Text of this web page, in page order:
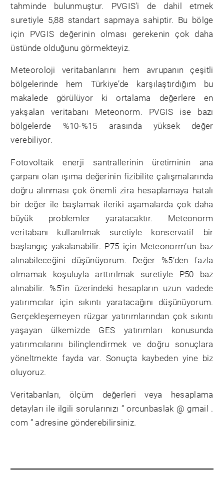
tahminde bulunmuştur. PVGIS’i de dahil etmek
suretiyle 5,88 standart sapmaya sahiptir. Bu bölge
için PVGIS değerinin olması gerekenin çok daha
üstünde olduğunu görmekteyiz.
Meteoroloji veritabanlarını hem avrupanın çeşitli
bölgelerinde hem Türkiye’de karşılaştırdığım bu
makalede görülüyor ki ortalama değerlere en
yakşalan veritabanı Meteonorm. PVGIS ise bazı
bölgelerde %10-%15 arasında yüksek değer
verebiliyor.
Fotovoltaik enerji santrallerinin üretiminin ana
çarpanı olan ışıma değerinin fizibilite çalışmalarında
doğru alınması çok önemli zira hesaplamaya hatalı
bir değer ile başlamak ileriki aşamalarda çok daha
büyük problemler yaratacaktır. Meteonorm
veritabanı kullanılmak suretiyle konservatif bir
başlangıç yakalanabilir. P75 için Meteonorm’un baz
alınabileceğini düşünüyorum. Değer %5’den fazla
olmamak koşuluyla arttırılmak suretiyle P50 baz
alınabilir. %5’in üzerindeki hesapların uzun vadede
yatırımcılar için sıkıntı yaratacağını düşünüyorum.
Gerçekleşemeyen rüzgar yatırımlarından çok sıkıntı
yaşayan ülkemizde GES yatırımları konusunda
yatırımcılarını bilinçlendirmek ve doğru sonuçlara
yöneltmekte fayda var. Sonuçta kaybeden yine biz
oluyoruz.
Veritabanları, ölçüm değerleri veya hesaplama
detayları ile ilgili sorularınızı ” orcunbaslak @ gmail .
com ” adresine gönderebilirsiniz.